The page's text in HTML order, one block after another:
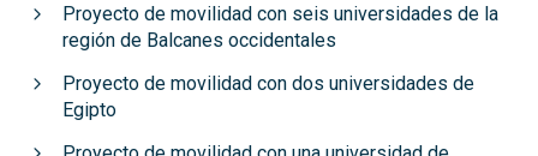
Proyecto de movilidad con seis universidades de la
región de Balcanes occidentales
Proyecto de movilidad con dos universidades de
Egipto